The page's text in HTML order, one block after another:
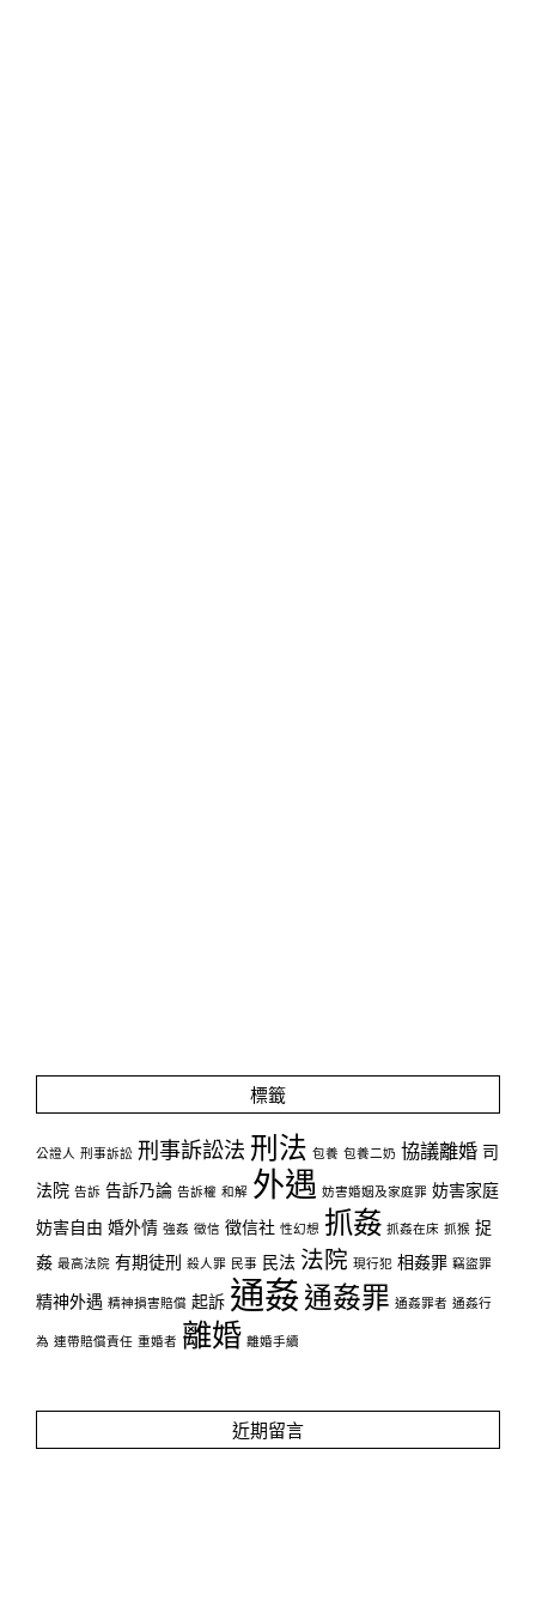
標籤
公證人 刑事訴訟 刑事訴訟法 刑法 包養 包養二奶 協議離婚 司
法院 告訴 告訴乃論 告訴權 和解 外遇 妨害婚姻及家庭罪 妨害家庭
妨害自由 婚外情 強姦 徵信 徵信社 性幻想 抓姦 抓姦在床 抓猴 捉
姦 最高法院 有期徒刑 殺人罪 民事 民法 法院 現行犯 相姦罪 竊盜罪
精神外遇 精神損害賠償 起訴 通姦通姦罪 通姦罪者 通姦行
為 連帶賠償責任 重婚者 離婚 離婚手續
近期留言